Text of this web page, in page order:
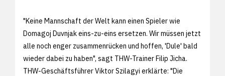
"Keine Mannschaft der Welt kann einen Spieler wie
Domagoj Duvnjak eins-zu-eins ersetzen. Wir müssen jetzt
alle noch enger zusammenrücken und hoffen, 'Dule' bald
wieder dabei zu haben", sagt THW-Trainer Filip Jicha.
THW-Geschäftsführer Viktor Szilagyi erklärte: "Die